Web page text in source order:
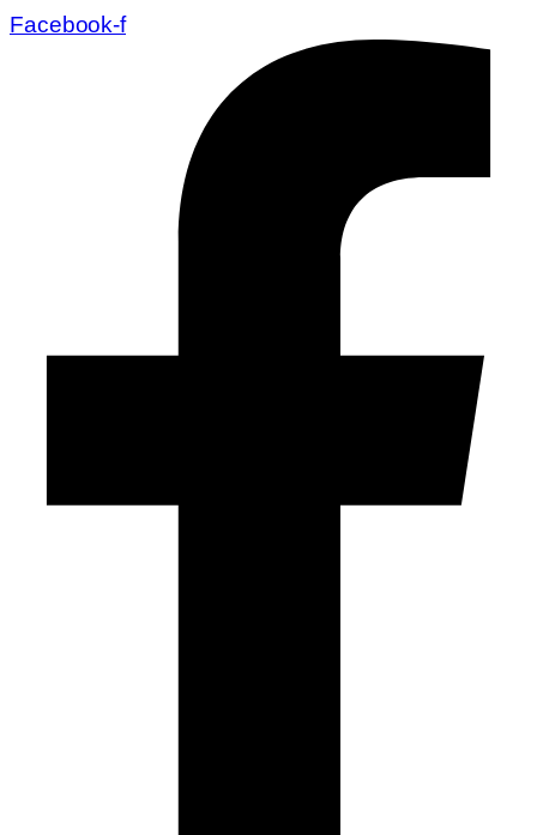
Facebook-f